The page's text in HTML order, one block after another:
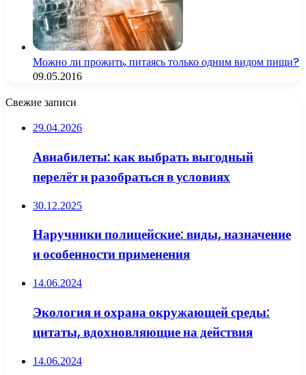
Можно ли прожить, питаясь только одним видом пищи?
09.05.2016
Свежие записи
29.04.2026
Авиабилеты: как выбрать выгодный
перелёт и разобраться в условиях
30.12.2025
Наручники полицейские: виды, назначение
и особенности применения
14.06.2024
Экология и охрана окружающей среды:
цитаты, вдохновляющие на действия
14.06.2024